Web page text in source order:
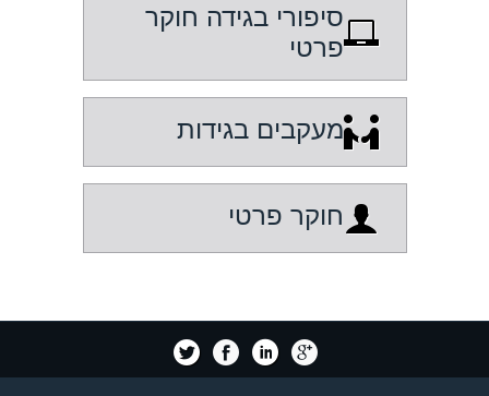
סיפורי בגידה חוקר
פרטי
מעקבים בגידות
חוקר פרטי